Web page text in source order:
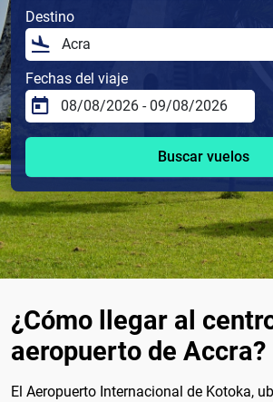
Destino
Fechas del viaje
Buscar vuelos
¿Cómo llegar al
aeropuerto de Accra?
El Aeropuerto Internacional de Kotoka,